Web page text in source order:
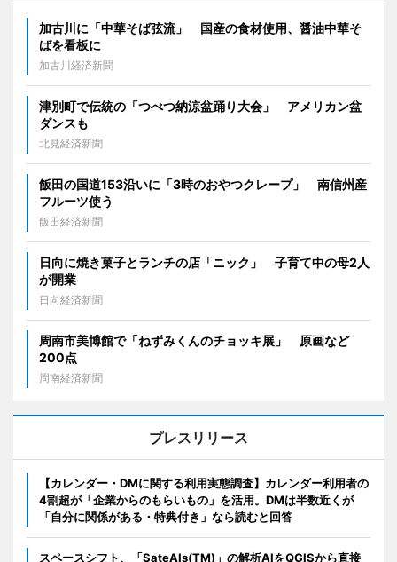
加古川に「中華そば弦流」 国産の食材使用、醤油中華そ
ばを看板に
加古川経済新聞
津別町で伝統の「つべつ納涼盆踊り大会」 アメリカン盆
ダンスも
北見経済新聞
飯田の国道153沿いに「3時のおやつクレープ」 南信州産
フルーツ使う
飯田経済新聞
日向に焼き菓子とランチの店「ニック」 子育て中の母2人
が開業
日向経済新聞
周南市美博館で「ねずみくんのチョッキ展」 原画など
200点
周南経済新聞
プレスリリース
【カレンダー・DMに関する利用実態調査】カレンダー利用者の
4割超が「企業からのもらいもの」を活用。DMは半数近くが
「自分に関係がある・特典付き」なら読むと回答
スペースシフト、「SateAIs(TM)」の解析AIをQGISから直接